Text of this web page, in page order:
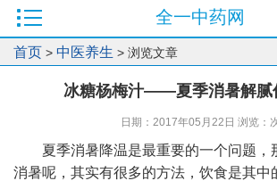
全一中药网
首页 > 中医养生 > 浏览文章
冰糖杨梅汁——夏季消暑解腻
日期：2017年05月22日 浏览：
夏季消暑降温是最重要的一个问题，
消暑呢，其实有很多的方法，饮食是其中